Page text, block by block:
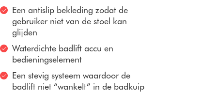
Een antislip bekleding zodat de
gebruiker niet van de stoel kan
glijden
Waterdichte badlift accu en
bedieningselement
Een stevig systeem waardoor de
badlift niet “wankelt” in de badkuip